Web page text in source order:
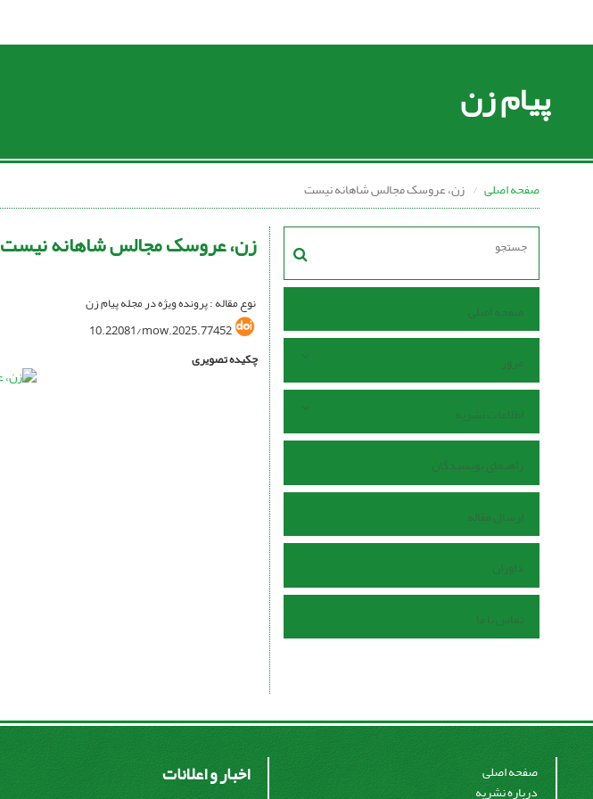
پیام زن
صفحه اصلی زن، عروسک مجالس شاهانه نیست
صفحه اصلی
مرور
اطلاعات نشریه
راهنمای نویسندگان
ارسال مقاله
داوران
تماس با ما
زن، عروسک مجالس شاهانه نیست
نوع مقاله : پرونده ویژه در مجله پیام زن
10.22081/mow.2025.77452
چکیده تصویری
صفحه اصلی
درباره نشریه
اخبار و اعلانات